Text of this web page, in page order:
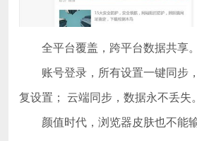
全平台覆盖，跨平台数据共享。
账号登录，所有设置一键同步
复设置； 云端同步，数据永不丢失。
颜值时代，浏览器皮肤也不能输